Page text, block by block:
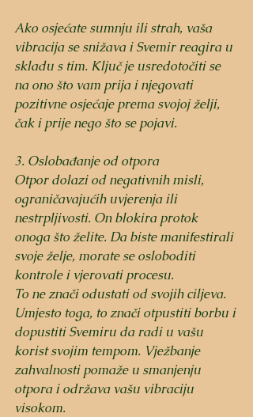
Ako osjećate sumnju ili strah, vaša
vibracija se snižava i Svemir reagira u
skladu s tim. Ključ je usredotočiti se
na ono što vam prija i njegovati
pozitivne osjećaje prema svojoj želji,
čak i prije nego što se pojavi.
3. Oslobađanje od otpora
Otpor dolazi od negativnih misli,
ograničavajućih uvjerenja ili
nestrpljivosti. On blokira protok
onoga što želite. Da biste manifestirali
svoje želje, morate se osloboditi
kontrole i vjerovati procesu.
To ne znači odustati od svojih ciljeva.
Umjesto toga, to znači otpustiti borbu i
dopustiti Svemiru da radi u vašu
korist svojim tempom. Vježbanje
zahvalnosti pomaže u smanjenju
otpora i održava vašu vibraciju
visokom.